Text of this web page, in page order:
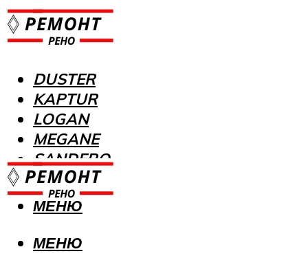
DUSTER
KAPTUR
LOGAN
MEGANE
SANDERO
МЕНЮ
МЕНЮ